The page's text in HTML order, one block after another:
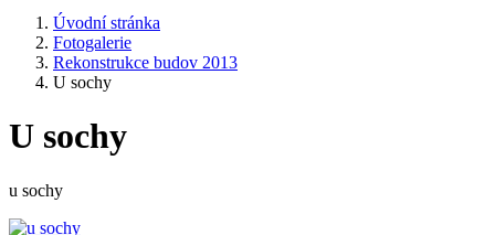
Úvodní stránka
Fotogalerie
Rekonstrukce budov 2013
U sochy
U sochy
u sochy